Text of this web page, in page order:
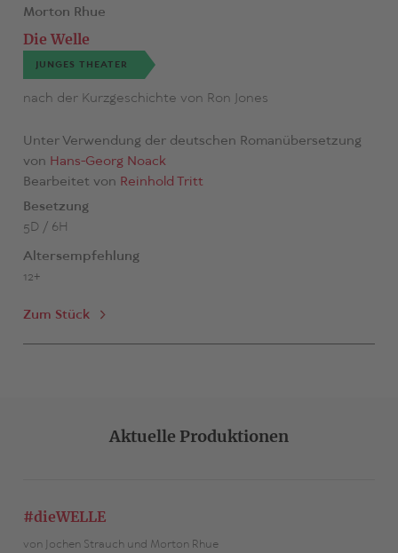
Morton Rhue
Die Welle
JUNGES THEATER
nach der Kurzgeschichte von Ron Jones
Unter Verwendung der deutschen Romanübersetzung
von Hans-Georg Noack
Bearbeitet von Reinhold Tritt
Besetzung
5D / 6H
Altersempfehlung
12+
Zum Stück
Aktuelle Produktionen
#dieWELLE
von Jochen Strauch und Morton Rhue